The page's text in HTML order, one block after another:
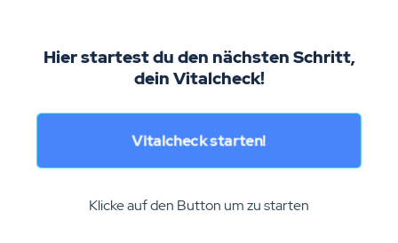
Hier startest du den nächsten Schritt,
dein Vitalcheck!
Vitalcheck starten!
Klicke auf den Button um zu starten